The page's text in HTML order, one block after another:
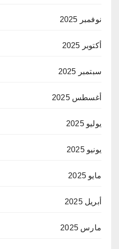
نوفمبر 2025
أكتوبر 2025
سبتمبر 2025
أغسطس 2025
يوليو 2025
يونيو 2025
مايو 2025
أبريل 2025
مارس 2025